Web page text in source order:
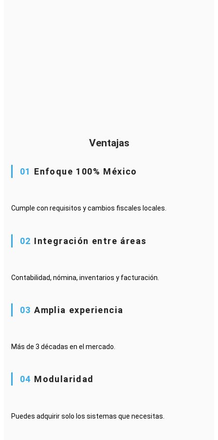
Ventajas
01 Enfoque 100% México
Cumple con requisitos y cambios fiscales locales.
02 Integración entre áreas
Contabilidad, nómina, inventarios y facturación.
03Amplia experiencia
Más de 3 décadas en el mercado.
04 Modularidad
Puedes adquirir solo los sistemas que necesitas.